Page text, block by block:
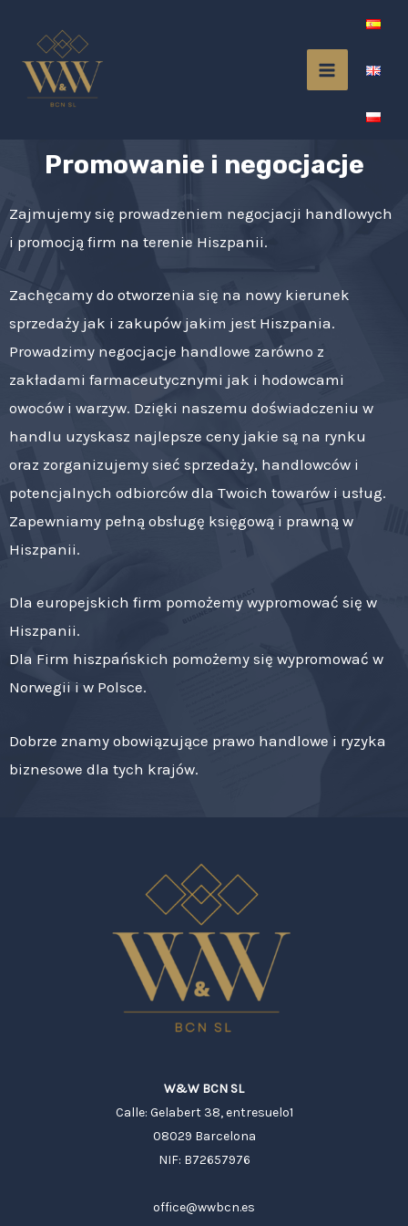
Promowanie i negocjacje
Zajmujemy się prowadzeniem negocjacji handlowych
i promocją firm na terenie Hiszpanii.
Zachęcamy do otworzenia się na nowy kierunek
sprzedaży jak i zakupów jakim jest Hiszpania.
Prowadzimy negocjacje handlowe zarówno z
zakładami farmaceutycznymi jak i hodowcami
owoców i warzyw. Dzięki naszemu doświadczeniu w
handlu uzyskasz najlepsze ceny jakie są na rynku
oraz zorganizujemy sieć sprzedaży, handlowców i
potencjalnych odbiorców dla Twoich towarów i usług.
Zapewniamy pełną obsługę księgową i prawną w
Hiszpanii.
Dla europejskich firm pomożemy wypromować się w
Hiszpanii.
Dla Firm hiszpańskich pomożemy się wypromować w
Norwegii i w Polsce.
Dobrze znamy obowiązujące prawo handlowe i ryzyka
biznesowe dla tych krajów.
W&W BCN SL
Calle: Gelabert 38, entresuelo1
08029 Barcelona
NIF: B72657976
office@wwbcn.es